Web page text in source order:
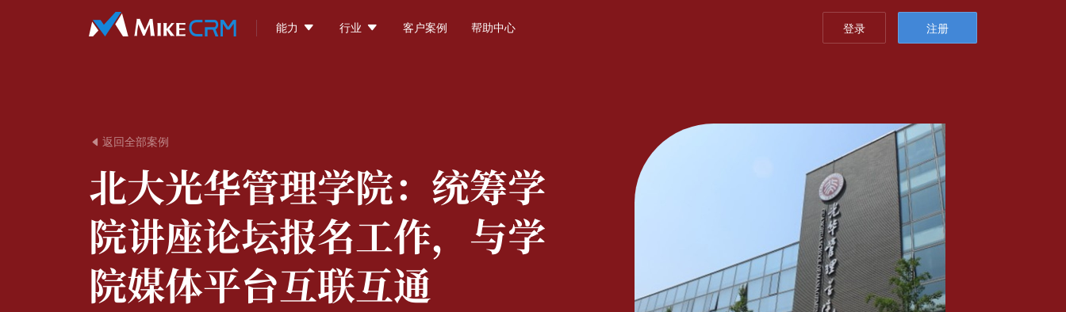
能力  行业  客户案例 帮助中心 登录 注册
 返回全部案例
北大光华管理学院： 统筹学
院讲座论坛报名工作，与学
院媒体平台互联互通